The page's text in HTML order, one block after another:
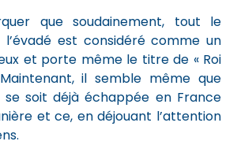
que soudainement, tout le
est considéré comme un
et porte même le titre de « Roi
il semble même que
soit déjà échappée en France
et ce, en déjouant l’attention